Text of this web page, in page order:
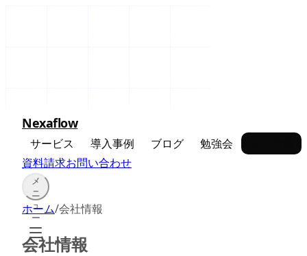
Nexaflow
サービス 導入事例 ブログ 勉強会
資料請求お問い合わせ
メ
ニ
ュ
ー
ホーム/会社情報
会社情報